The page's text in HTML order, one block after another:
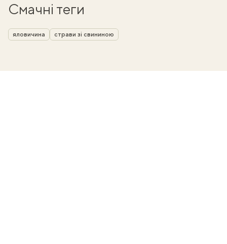
Смачні теги
яловичина страви зі свининою